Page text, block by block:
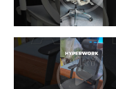
Nghiện Setups